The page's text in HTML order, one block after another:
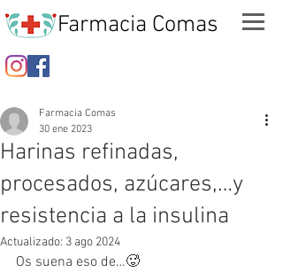
Farmacia Comas
Harinas refinadas,
procesados, azúcares,…y
resistencia a la insulina
Farmacia Comas
30 ene 2023
Actualizado: 3 ago 2024
Os suena eso de…🥵